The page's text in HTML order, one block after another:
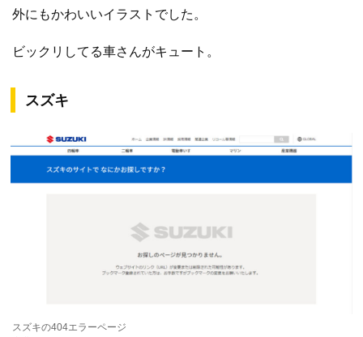
外にもかわいいイラストでした。
ビックリしてる車さんがキュート。
スズキ
スズキの404エラーページ